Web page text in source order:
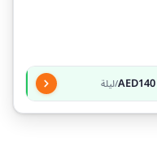
/ليلة